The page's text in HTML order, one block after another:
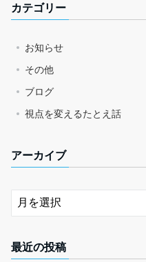
カテゴリー
お知らせ
その他
ブログ
視点を変えるたとえ話
アーカイブ
最近の投稿